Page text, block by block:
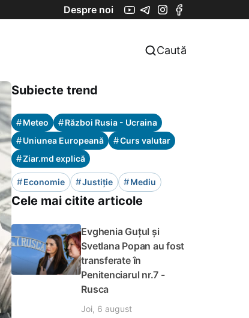
Despre noi
Caută
Subiecte trend
#Meteo #Război Rusia - Ucraina
#Uniunea Europeană #Curs valutar
#Ziar.md explică
#Economie #Justiție #Mediu
Cele mai citite articole
Evghenia Guțul și
Svetlana Popan au fost
transferate în
Penitenciarul nr.7 -
Rusca
Joi, 6 august